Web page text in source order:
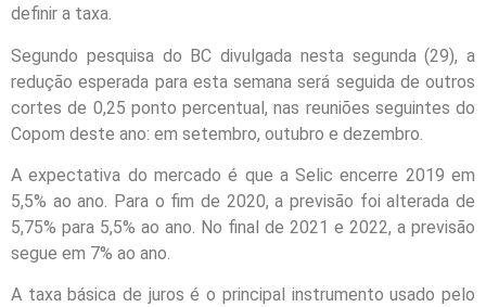
definir a taxa.
Segundo pesquisa do BC divulgada nesta segunda (29), a
redução esperada para esta semana será seguida de outros
cortes de 0,25 ponto percentual, nas reuniões seguintes do
Copom deste ano: em setembro, outubro e dezembro.
A expectativa do mercado é que a Selic encerre 2019 em
5,5% ao ano. Para o fim de 2020, a previsão foi alterada de
5,75% para 5,5% ao ano. No final de 2021 e 2022, a previsão
segue em 7% ao ano.
A taxa básica de juros é o principal instrumento usado pelo